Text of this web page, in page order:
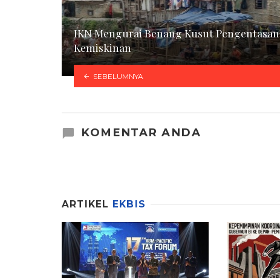
IKN Mengurai Benang Kusut Pengentasan
Kemiskinan
SEBELUMNYA
KOMENTAR ANDA
ARTIKEL EKBIS